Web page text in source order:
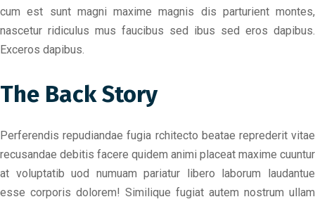
cum est sunt magni maxime magnis dis parturient montes,
nascetur ridiculus mus faucibus sed ibus sed eros dapibus.
Exceros dapibus.
The Back Story
Perferendis repudiandae fugia rchitecto beatae reprederit vitae
recusandae debitis facere quidem animi placeat maxime cuuntur
at voluptatib uod numuam pariatur libero laborum laudantue
esse corporis dolorem! Similique fugiat autem nostrum ullam